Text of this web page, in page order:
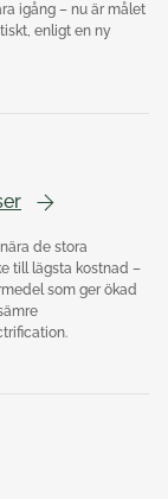
igång – nu är målet
enligt en ny
de stora
till lägsta kostnad –
som ger ökad
sida